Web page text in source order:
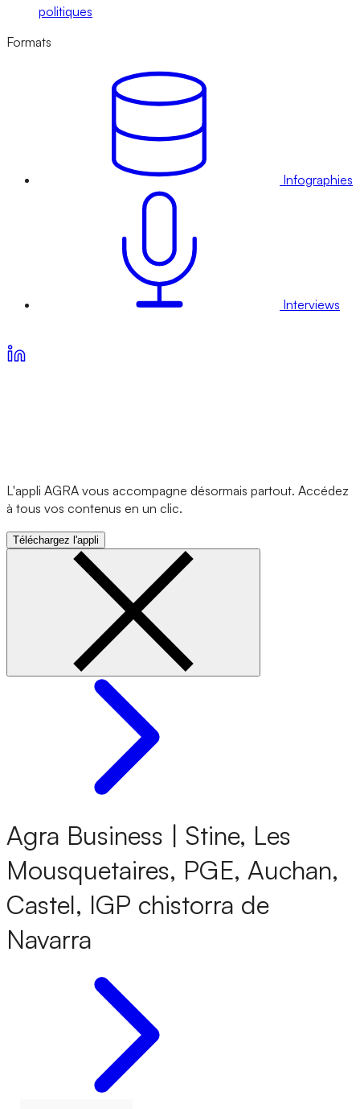
politiques
Formats
Infographies
Interviews
L'appli AGRA vous accompagne désormais partout. Accédez
à tous vos contenus en un clic.
Téléchargez l'appli
Agra Business | Stine, Les
Mousquetaires, PGE, Auchan,
Castel, IGP chistorra de
Navarra